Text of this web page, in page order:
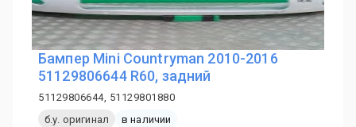
Бампер Mini Countryman 2010-2016
51129806644 R60, задний
51129806644, 51129801880
б.у. оригинал
в наличии